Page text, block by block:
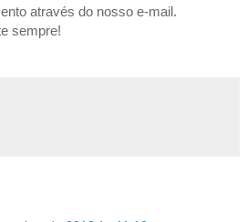
através do nosso e-mail.
sempre!